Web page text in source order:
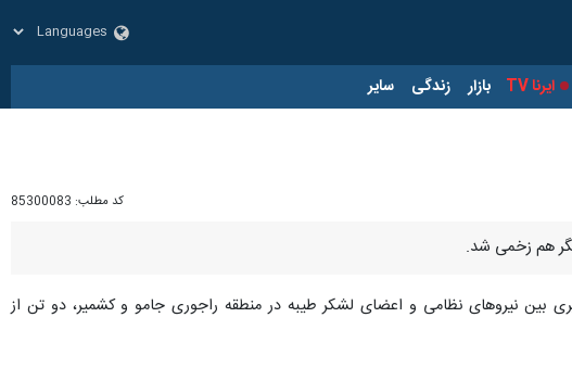
ایرنا TV بازار زندگی سایر
کد مطلب: 85300083
بین نیروهای نظامی و اعضای لشکر طیبه در منطقه راجوری جامو و کشمیر، دو تن از